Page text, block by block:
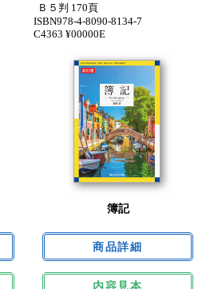
Ｂ５判 170頁
ISBN978-4-8090-8134-7
C4363 ¥00000E
簿記
内容見本